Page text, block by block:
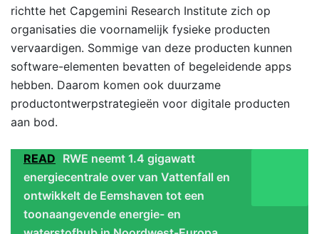
richtte het Capgemini Research Institute zich op
organisaties die voornamelijk fysieke producten
vervaardigen. Sommige van deze producten kunnen
software-elementen bevatten of begeleidende apps
hebben. Daarom komen ook duurzame
productontwerpstrategieën voor digitale producten
aan bod.
READ RWE neemt 1.4 gigawatt
energiecentrale over van Vattenfall en
ontwikkelt de Eemshaven tot een
toonaangevende energie- en